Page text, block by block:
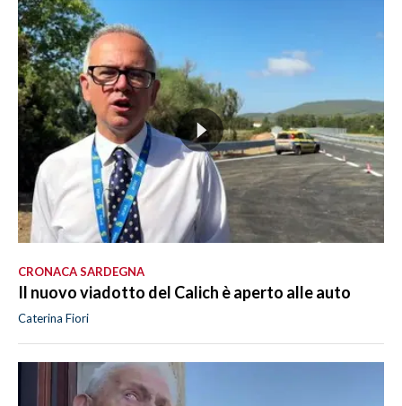
CRONACA SARDEGNA
Il nuovo viadotto del Calich è aperto alle auto
Caterina Fiori